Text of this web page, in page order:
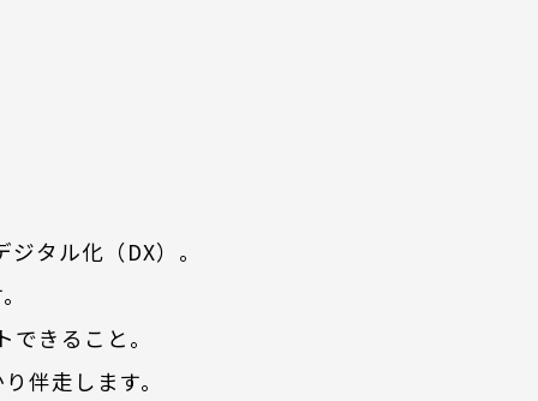
タル化（DX）。
きること。
伴走します。